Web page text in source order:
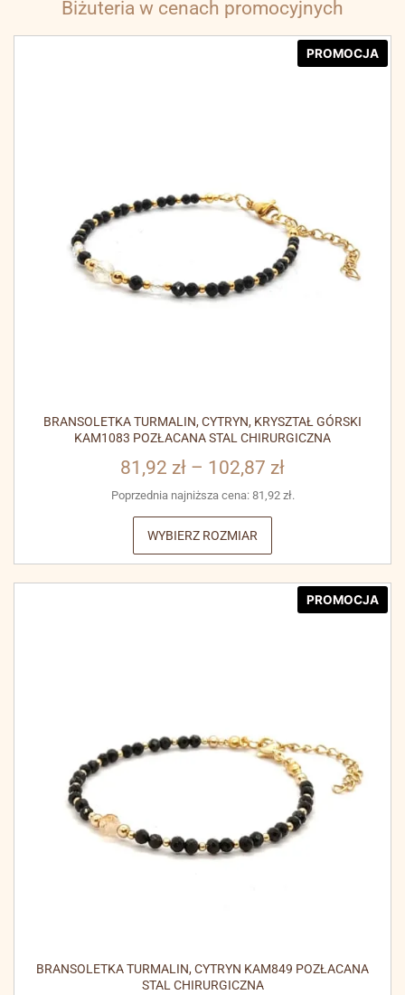
Biżuteria w cenach promocyjnych
PROMOCJA
BRANSOLETKA TURMALIN, CYTRYN, KRYSZTAŁ GÓRSKI
KAM1083 POZŁACANA STAL CHIRURGICZNA
81,92 zł – 102,87 zł
Poprzednia najniższa cena: 81,92 zł.
WYBIERZ ROZMIAR
PROMOCJA
BRANSOLETKA TURMALIN, CYTRYN KAM849 POZŁACANA
STAL CHIRURGICZNA